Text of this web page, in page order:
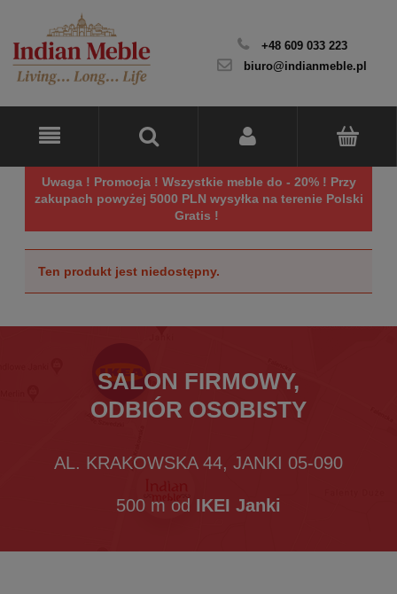
+48 609 033 223
biuro@indianmeble.pl
Uwaga ! Promocja ! Wszystkie meble do - 20% ! Przy
zakupach powyżej 5000 PLN wysyłka na terenie Polski
Gratis !
Ten produkt jest niedostępny.
SALON FIRMOWY,
ODBIÓR OSOBISTY
AL. KRAKOWSKA 44, JANKI 05-090
500 m od IKEI Janki